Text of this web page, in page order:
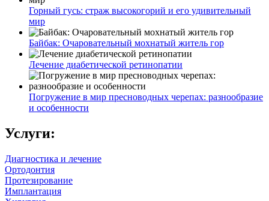
Горный гусь: страж высокогорий и его удивительный
мир
Байбак: Очаровательный мохнатый житель гор
Лечение диабетической ретинопатии
Погружение в мир пресноводных черепах: разнообразие
и особенности
Услуги:
Диагностика и лечение
Ортодонтия
Протезирование
Имплантация